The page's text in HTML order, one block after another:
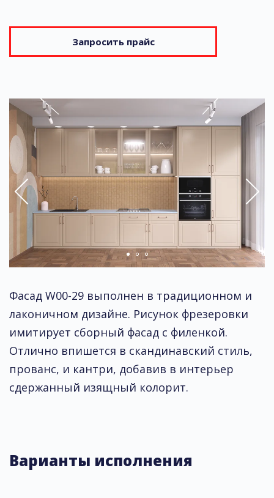
Запросить прайс
Фасад W00-29 выполнен в традиционном и
лаконичном дизайне. Рисунок фрезеровки
имитирует сборный фасад с филенкой.
Отлично впишется в скандинавский стиль,
прованс, и кантри, добавив в интерьер
сдержанный изящный колорит.
Варианты исполнения